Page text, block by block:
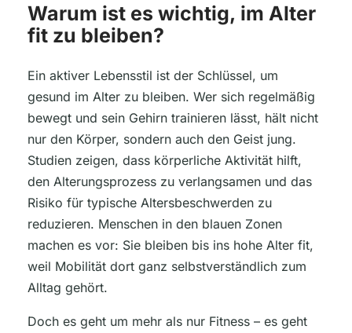
Warum ist es wichtig, im Alter
fit zu bleiben?
Ein aktiver Lebensstil ist der Schlüssel, um
gesund im Alter zu bleiben. Wer sich regelmäßig
bewegt und sein Gehirn trainieren lässt, hält nicht
nur den Körper, sondern auch den Geist jung.
Studien zeigen, dass körperliche Aktivität hilft,
den Alterungsprozess zu verlangsamen und das
Risiko für typische Altersbeschwerden zu
reduzieren. Menschen in den blauen Zonen
machen es vor: Sie bleiben bis ins hohe Alter fit,
weil Mobilität dort ganz selbstverständlich zum
Alltag gehört.
Doch es geht um mehr als nur Fitness – es geht